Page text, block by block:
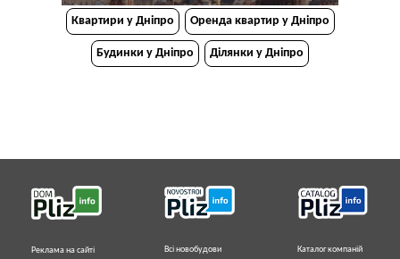
Квартири у Дніпрo Оренда квартир у Дніпро
Будинки у Дніпро Ділянки у Дніпро
Реклама на сайті
Всі новобудови
Каталог компаній